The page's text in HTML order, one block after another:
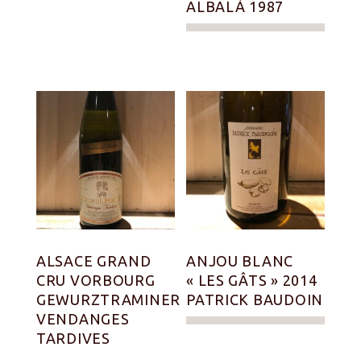
ALBALÀ 1987
ALSACE GRAND
CRU VORBOURG
GEWURZTRAMINER
VENDANGES
TARDIVES
ANJOU BLANC
« LES GÂTS » 2014
PATRICK BAUDOIN